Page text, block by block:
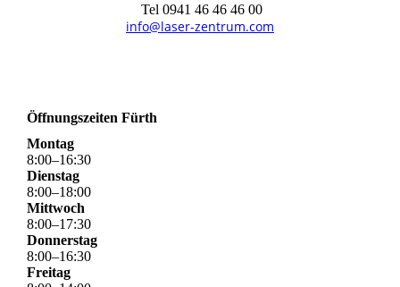
Tel 0941 46 46 46 00
info@laser-zentrum.com
Öffnungszeiten Fürth
Montag
8:00–16:30
Dienstag
8:00–18:00
Mittwoch
8:00–17:30
Donnerstag
8:00–16:30
Freitag